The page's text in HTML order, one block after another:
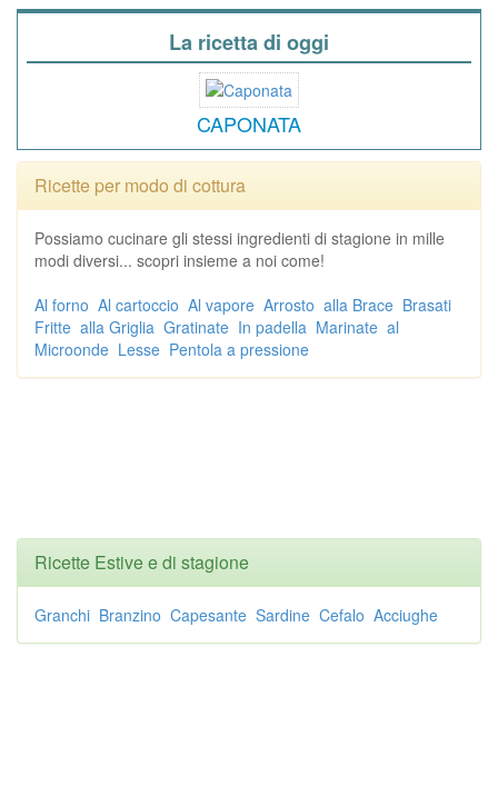
La ricetta di oggi
CAPONATA
Ricette per modo di cottura
Possiamo cucinare gli stessi ingredienti di stagione in mille
modi diversi... scopri insieme a noi come!
Al forno Al cartoccio Al vapore Arrosto alla Brace Brasati
Fritte alla Griglia Gratinate In padella Marinate al
Microonde Lesse Pentola a pressione
Ricette Estive e di stagione
Granchi Branzino Capesante Sardine Cefalo Acciughe